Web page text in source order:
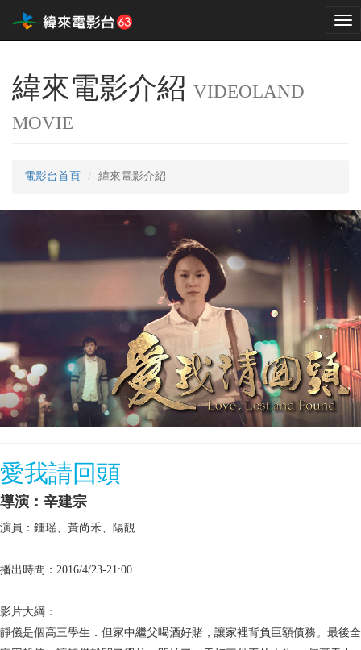
緯來電影介紹 VIDEOLAND
MOVIE
電影台首頁 緯來電影介紹
愛我請回頭
導演：辛建宗
演員：鍾瑶、黃尚禾、陽靚
播出時間：2016/4/23-21:00
影片大綱：
靜儀是個高三學生．但家中繼父喝酒好賭，讓家裡背負巨額債務。最後全